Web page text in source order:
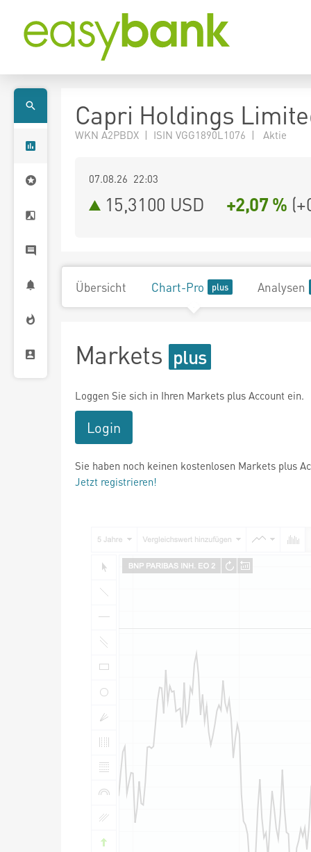
Capri Holdings
WKN A2PBDX | ISIN VGG1890L1076 | Aktie
07.08.26 22:03
15,3100 USD +2,07 % (
Übersicht Chart-Pro Analysen
Markets
Loggen Sie sich in Ihren Markets plus Account ein.
Login
Sie haben noch keinen kostenlosen Markets plus
Jetzt registrieren!